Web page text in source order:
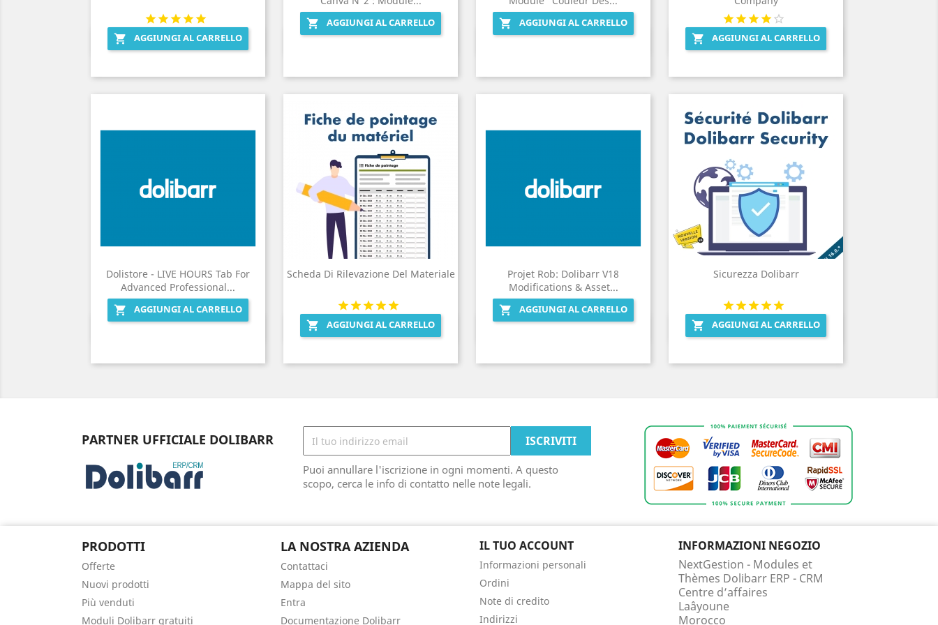
 AGGIUNGI AL CARRELLO
Anteprima

AGGIUNGI AL CARRELLO

AGGIUNGI AL CARRELLO
 AGGIUNGI AL CARRELLO
Anteprima
Dolistore - LIVE HOURS Tab For
Advanced Professional...

AGGIUNGI AL CARRELLO
Scheda Di Rilevazione Del Materiale
 AGGIUNGI AL CARRELLO
Anteprima
Projet Rob: Dolibarr V18
Modifications & Asset...

AGGIUNGI AL CARRELLO
Sicurezza Dolibarr
 AGGIUNGI AL CARRELLO
Anteprima
PARTNER UFFICIALE DOLIBARR
Puoi annullare l'iscrizione in ogni momenti. A questo
scopo, cerca le info di contatto nelle note legali.
PRODOTTI
Offerte
Nuovi prodotti
Più venduti
Moduli Dolibarr gratuiti
LA NOSTRA AZIENDA
Contattaci
Mappa del sito
Entra
Documentazione Dolibarr
IL TUO ACCOUNT
Informazioni personali
Ordini
Note di credito
Indirizzi
INFORMAZIONI NEGOZIO
NextGestion - Modules et
Thèmes Dolibarr ERP - CRM
Centre d’affaires
Laâyoune
Morocco